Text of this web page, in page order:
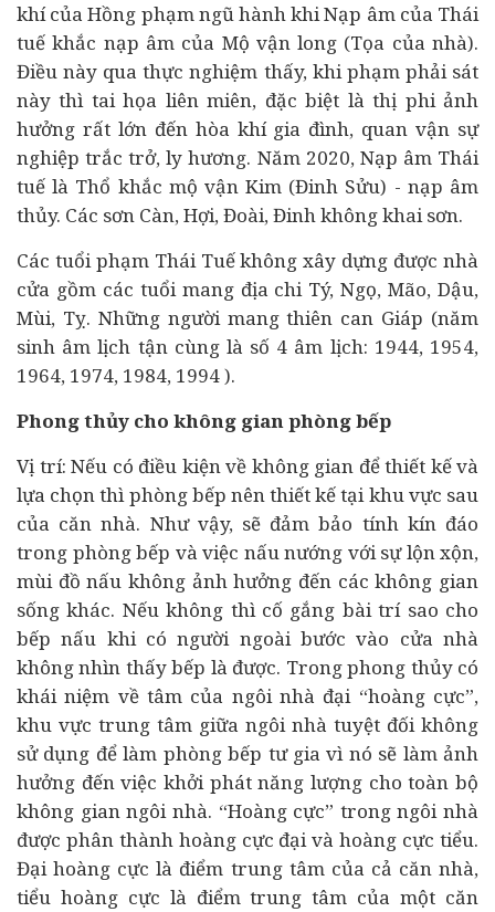
khí của Hồng phạm ngũ hành khi Nạp âm của Thái
tuế khắc nạp âm của Mộ vận long (Tọa của nhà).
Điều này qua thực nghiệm thấy, khi phạm phải sát
này thì tai họa liên miên, đặc biệt là thị phi ảnh
hưởng rất lớn đến hòa khí gia đình, quan vận sự
nghiệp trắc trở, ly hương. Năm 2020, Nạp âm Thái
tuế là Thổ khắc mộ vận Kim (Đinh Sửu) - nạp âm
thủy. Các sơn Càn, Hợi, Đoài, Đinh không khai sơn.
Các tuổi phạm Thái Tuế không xây dựng được nhà
cửa gồm các tuổi mang địa chi Tý, Ngọ, Mão, Dậu,
Mùi, Tỵ. Những người mang thiên can Giáp (năm
sinh âm lịch tận cùng là số 4 âm lịch: 1944, 1954,
1964, 1974, 1984, 1994 ).
Phong thủy cho không gian phòng bếp
Vị trí: Nếu có điều kiện về không gian để thiết kế và
lựa chọn thì phòng bếp nên thiết kế tại khu vực sau
của căn nhà. Như vậy, sẽ đảm bảo tính kín đáo
trong phòng bếp và việc nấu nướng với sự lộn xộn,
mùi đồ nấu không ảnh hưởng đến các không gian
sống khác. Nếu không thì cố gắng bài trí sao cho
bếp nấu khi có người ngoài bước vào cửa nhà
không nhìn thấy bếp là được. Trong phong thủy có
khái niệm về tâm của ngôi nhà đại “hoàng cực”,
khu vực trung tâm giữa ngôi nhà tuyệt đối không
sử dụng để làm phòng bếp tư gia vì nó sẽ làm ảnh
hưởng đến việc khởi phát năng lượng cho toàn bộ
không gian ngôi nhà. “Hoàng cực” trong ngôi nhà
được phân thành hoàng cực đại và hoàng cực tiểu.
Đại hoàng cực là điểm trung tâm của cả căn nhà,
tiểu hoàng cực là điểm trung tâm của một căn